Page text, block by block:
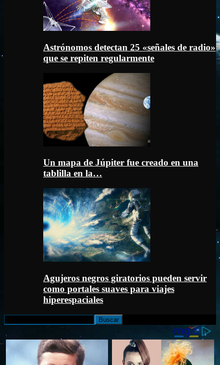
Astrónomos detectan 25 «señales de radio»
que se repiten regularmente
Un mapa de Júpiter fue creado en una
tablilla en la…
Agujeros negros giratorios pueden servir
como portales suaves para viajes
hiperespaciales